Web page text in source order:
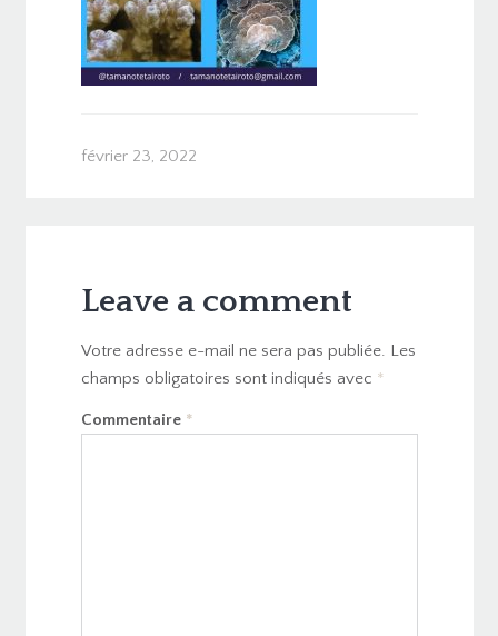
février 23, 2022
Leave a comment
Votre adresse e-mail ne sera pas publiée. Les
champs obligatoires sont indiqués avec *
Commentaire *